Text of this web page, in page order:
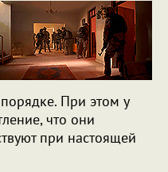
При этом у
что они
при настоящей